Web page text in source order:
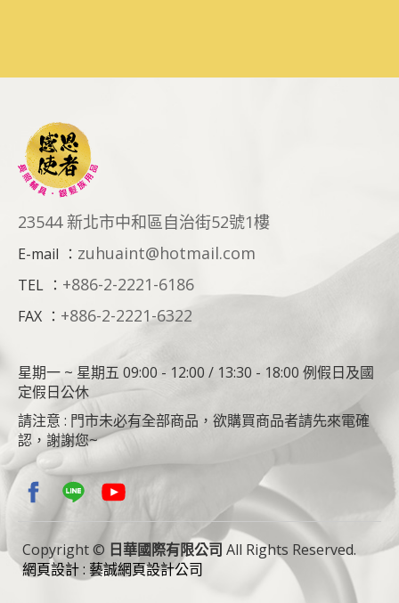
23544 新北市中和區自治街52號1樓
E-mail ： zuhuaint@hotmail.com
TEL ： +886-2-2221-6186
FAX ： +886-2-2221-6322
星期一 ~ 星期五 09:00 - 12:00 / 13:30 - 18:00 例假日及國
定假日公休
請注意 : 門市未必有全部商品，欲購買商品者請先來電確
認，謝謝您~
Copyright © 日華國際有限公司 All Rights Reserved.
網頁設計 : 藝誠網頁設計公司